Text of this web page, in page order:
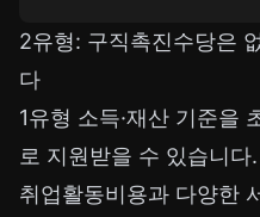
2유형: 구직촉진수당은
다
1유형 소득·재산 기준을
로 지원받을 수 있습니
취업활동비용과 다양한